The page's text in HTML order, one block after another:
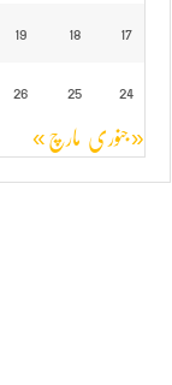
17
18
19
24
25
26
« جنوری مارچ »